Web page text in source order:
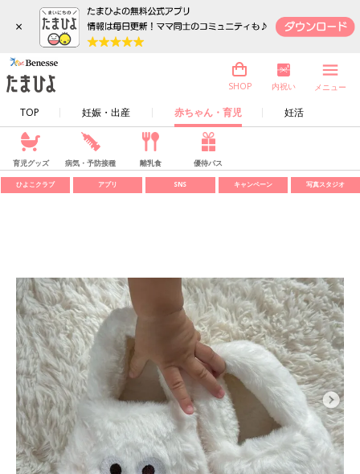
×
TOP 妊娠・出産 赤ちゃん・育児 妊活
SHOP 内祝い メニュー
育児グッズ 病気・予防接種 離乳食 優待パス
ひよこクラブ アプリ SNS キャンペーン 写真スタジオ